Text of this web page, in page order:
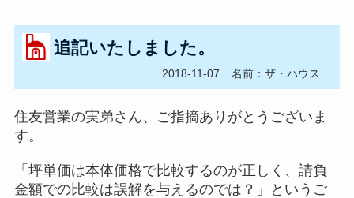
追記いたしました。
2018-11-07 名前：ザ・ハウス
住友営業の実弟さん、ご指摘ありがとうございま
す。
「坪単価は本体価格で比較するのが正しく、請負
金額での比較は誤解を与えるのでは？」というご